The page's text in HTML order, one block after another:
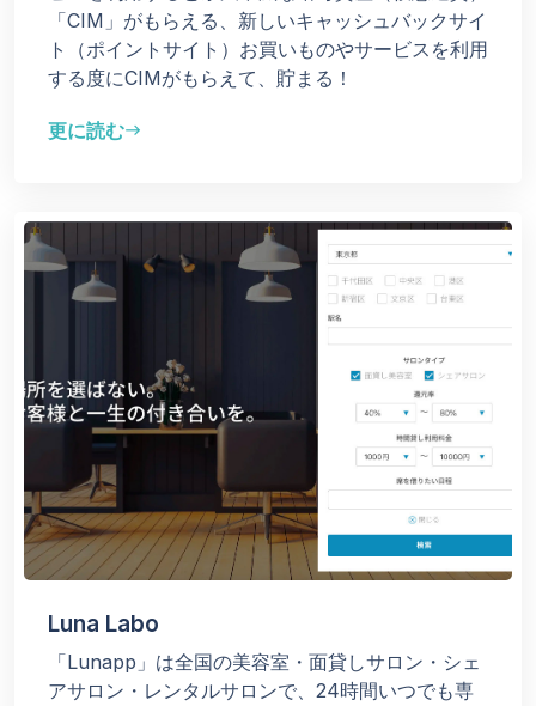
「CIM」がもらえる、新しいキャッシュバックサイ
ト（ポイントサイト）お買いものやサービスを利用
する度にCIMがもらえて、貯まる！
更に読むeast
Luna Labo
「Lunapp」は全国の美容室・面貸しサロン・シェ
アサロン・レンタルサロンで、24時間いつでも専